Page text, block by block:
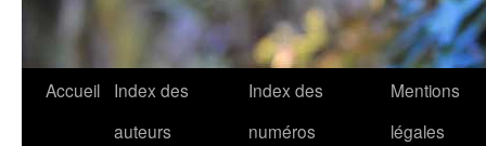
Accueil
Index des
auteurs
Index des
numéros
Mentions
légales